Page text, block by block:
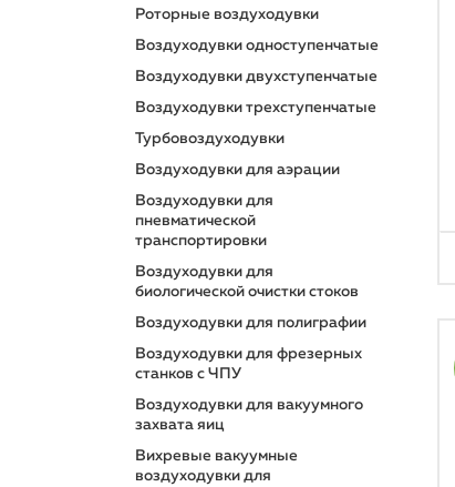
Роторные воздуходувки
Воздуходувки одноступенчатые
Воздуходувки двухступенчатые
Воздуходувки трехступенчатые
Турбовоздуходувки
Воздуходувки для аэрации
Воздуходувки для
пневматической
транспортировки
Воздуходувки для
биологической очистки стоков
Воздуходувки для полиграфии
Воздуходувки для фрезерных
станков с ЧПУ
Воздуходувки для вакуумного
захвата яиц
Вихревые вакуумные
воздуходувки для